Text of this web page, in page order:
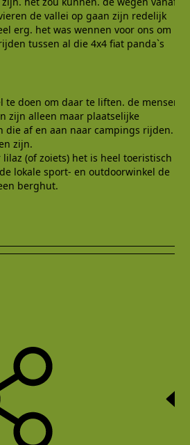
de vallei op gaan zijn redelijk
erg. het was wennen voor ons om
tussen al die 4x4 fiat panda`s
te doen om daar te liften. de mensen
zijn alleen maar plaatselijke
die af en aan naar campings rijden.
zijn.
(of zoiets) het is heel toeristisch
lokale sport- en outdoorwinkel de
berghut.